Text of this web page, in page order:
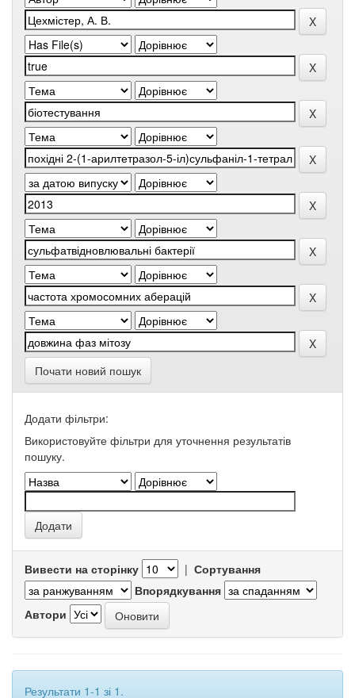
Почати новий пошук
Додати фільтри:
Використовуйте фільтри для уточнення результатів
пошуку.
Вивести на сторінку | Сортування
Впорядкування
Автори
Результати 1-1 зі 1.